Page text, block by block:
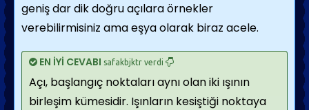
geniş dar dik doğru açılara örnekler
verebilirmisiniz ama eşya olarak biraz acele.
EN İYİ CEVABI safakbjktr verdi
Açı, başlangıç noktaları aynı olan iki ışının
birleşim kümesidir. Işınların kesiştiği noktaya